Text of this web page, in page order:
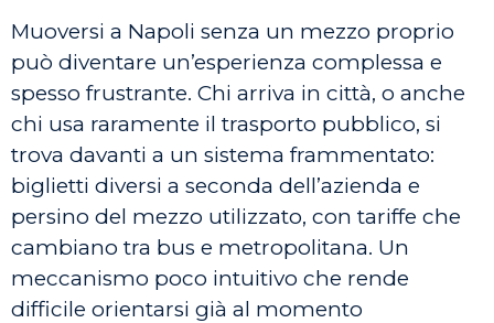
Muoversi a Napoli senza un mezzo proprio
può diventare un’esperienza complessa e
spesso frustrante. Chi arriva in città, o anche
chi usa raramente il trasporto pubblico, si
trova davanti a un sistema frammentato:
biglietti diversi a seconda dell’azienda e
persino del mezzo utilizzato, con tariffe che
cambiano tra bus e metropolitana. Un
meccanismo poco intuitivo che rende
difficile orientarsi già al momento